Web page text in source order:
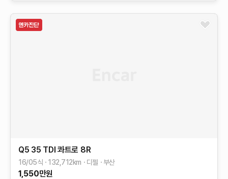
Q5 35 TDI 콰트로 8R
16/05식 132,712km 디젤 부산
1,550만원